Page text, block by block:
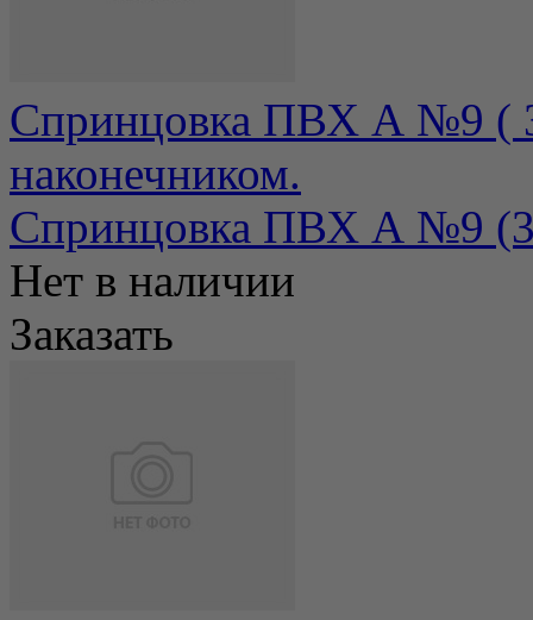
Спринцовка ПВХ А №9 (
наконечником.
Спринцовка ПВХ А №9
Нет в наличии
Заказать